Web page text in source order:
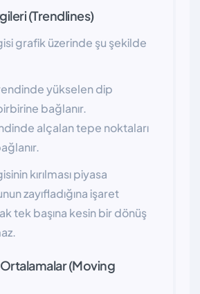
(Trendlines)
grafik üzerinde şu şekilde
yükselen dip
bağlanır.
alçalan tepe noktaları
kırılması piyasa
zayıfladığına işaret
tek başına kesin bir dönüş
(Moving